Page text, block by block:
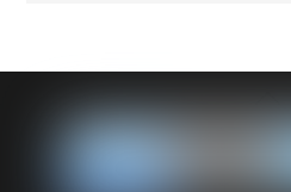
To